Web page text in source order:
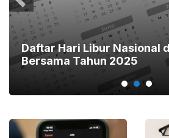
Daftar Hari Libur Nasional
Bersama Tahun 2025